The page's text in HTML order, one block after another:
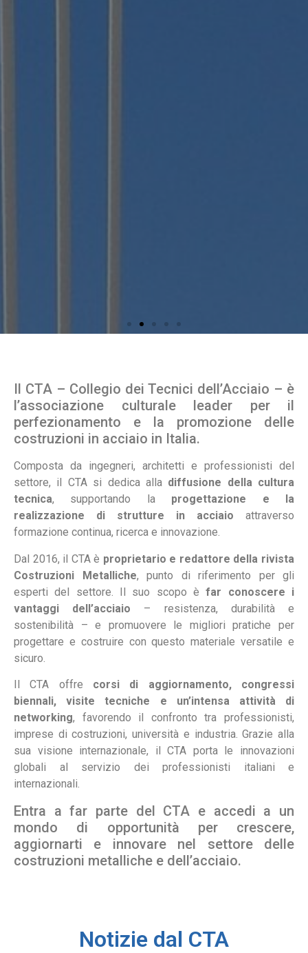
Il CTA – Collegio dei Tecnici dell’Acciaio – è
l’associazione culturale leader per il
perfezionamento e la promozione delle
costruzioni in acciaio in Italia.
Composta da ingegneri, architetti e professionisti del
settore, il CTA si dedica alla diffusione della cultura
tecnica, supportando la progettazione e la
realizzazione di strutture in acciaio attraverso
formazione continua, ricerca e innovazione.
Dal 2016, il CTA è proprietario e redattore della rivista
Costruzioni Metalliche, punto di riferimento per gli
esperti del settore. Il suo scopo èfar conoscere i
vantaggi dell’acciaio – resistenza, durabilità e
sostenibilità – e promuovere le migliori pratiche per
progettare e costruire con questo materiale versatile e
sicuro.
Il CTA offre corsi di aggiornamento, congressi
biennali, visite tecniche e un’intensa attività di
networking, favorendo il confronto tra professionisti,
imprese di costruzioni, università e industria. Grazie alla
sua visione internazionale, il CTA porta le innovazioni
globali al servizio dei professionisti italiani e
internazionali.
Entra a far parte del CTA e accedi a un
mondo di opportunità per crescere,
aggiornarti e innovare nel settore delle
costruzioni metalliche e dell’acciaio.
Notizie dal CTA